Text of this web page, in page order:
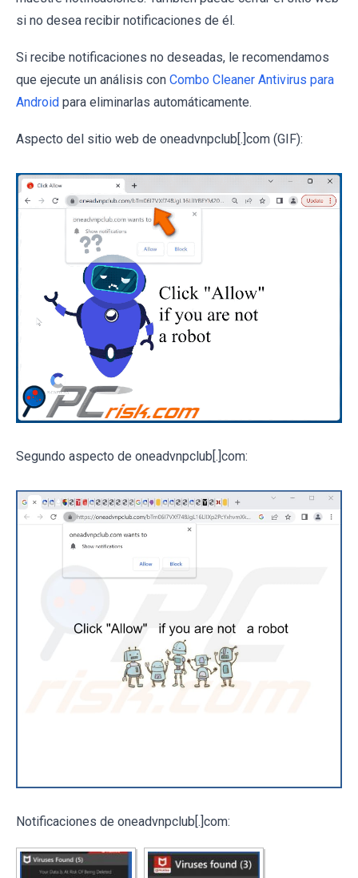
si no desea recibir notificaciones de él.
Si recibe notificaciones no deseadas, le recomendamos
que ejecute un análisis con Combo Cleaner Antivirus para
Android para eliminarlas automáticamente.
Aspecto del sitio web de oneadvnpclub[.]com (GIF):
Segundo aspecto de oneadvnpclub[.]com:
Notificaciones de oneadvnpclub[.]com: